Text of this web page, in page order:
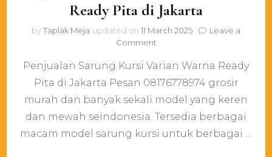
Ready Pita di Jakarta
byTaplak Meja updated on 11 March 2025
Leave a
Commenton
Sarung
Kursi
Warna
Ready
di
Penjualan Sarung Kursi Varian Warna Ready
Pita di Jakarta Pesan 08176778974 grosir
murah dan banyak sekali model yang keren
dan mewah seindonesia. Tersedia berbagai
macam model sarung kursi untuk berbagai …